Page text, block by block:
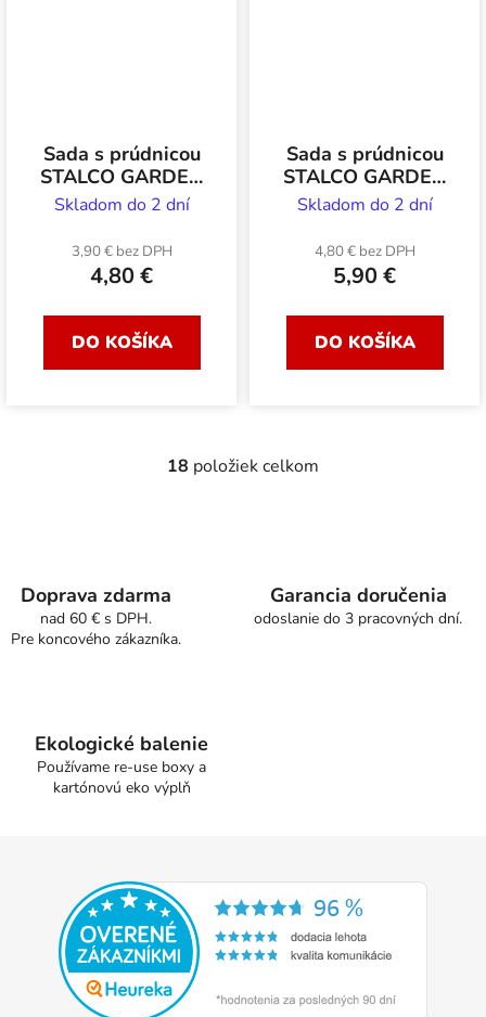
Sada s prúdnicou
STALCO GARDEN
regulovateľná 1/2-
Skladom do 2 dní
3,90 € bez DPH
4,80 €
DO KOŠÍKA
Sada s prúdnicou
STALCO GARDEN
regulovateľná 3/4-
Skladom do 2 dní
4,80 € bez DPH
5,90 €
DO KOŠÍKA
O
i
s
u
18 položiek celkom
Doprava zdarma
nad 60 € s DPH.
Pre koncového zákazníka.
Garancia doručenia
odoslanie do 3 pracovných dní.
Ekologické balenie
Používame re-use boxy a
kartónovú eko výplň